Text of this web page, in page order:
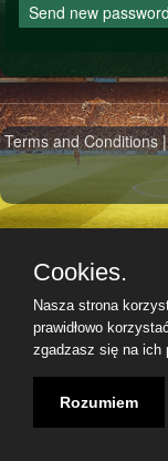
Send new password
Terms and Conditions
Cookies.
Nasza strona
prawidłowo
zgadzasz się na ich
Rozumiem